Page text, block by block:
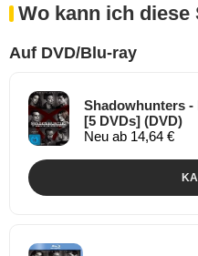
Wo kann ich diese
Auf DVD/Blu-ray
Shadowhunters -
[5 DVDs] (DVD)
Neu ab 14,64 €